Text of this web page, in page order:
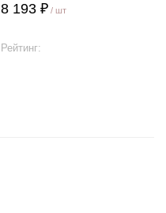
8 193 ₽ / шт
Рейтинг: